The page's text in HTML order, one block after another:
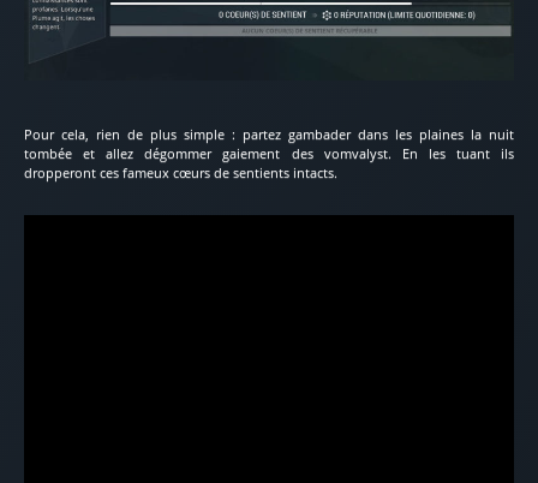
Pour cela, rien de plus simple : partez gambader dans les plaines la nuit
tombée et allez dégommer gaiement des vomvalyst. En les tuant ils
dropperont ces fameux cœurs de sentients intacts.